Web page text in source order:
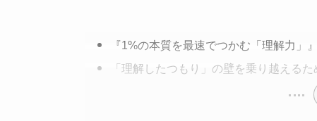
『1%の本質を最速でつかむ「理解力」
「理解したつもり」の壁を乗り越える